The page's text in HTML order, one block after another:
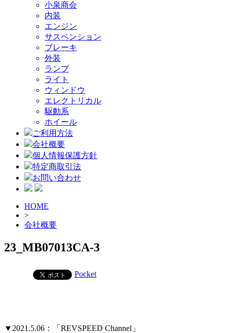
小泉商会
内装
エンジン
サスペンション
ブレーキ
外装
ランプ
ライト
ウィンドウ
エレクトリカル
駆動系
ホイール
ご利用方法
会社概要
個人情報保護方針
特定商取引法
お問い合わせ
HOME
>
会社概要
23_MB07013CA-3
Pocket
▼2021.5.06：「REVSPEED Channel」